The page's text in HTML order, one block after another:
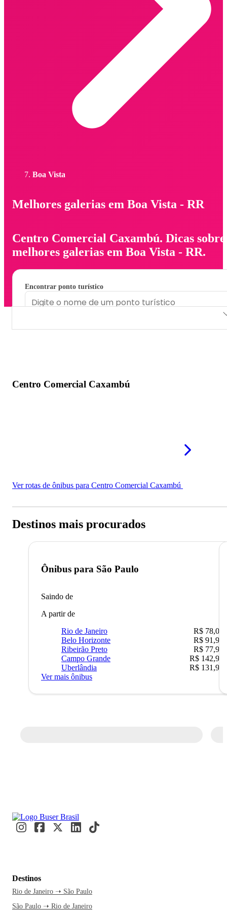
Boa Vista
Melhores galerias em Boa Vista - RR
Centro Comercial Caxambú. Dicas sobre
melhores galerias em Boa Vista - RR.
Encontrar ponto turístico
Centro Comercial Caxambú
Ver rotas de ônibus para Centro Comercial Caxambú
Destinos mais procurados
Ônibus para São Paulo
Saindo de
A partir de
Rio de Janeiro
R$ 78,02
Belo Horizonte
R$ 91,90
Ribeirão Preto
R$ 77,90
Campo Grande
R$ 142,90
Uberlândia
R$ 131,90
Ver mais ônibus
Destinos
Rio de Janeiro ➝ São Paulo
São Paulo ➝ Rio de Janeiro